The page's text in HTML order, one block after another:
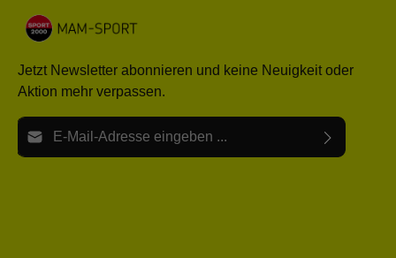
Jetzt Newsletter abonnieren und keine Neuigkeit oder
Aktion mehr verpassen.
E-Mail-Adresse*